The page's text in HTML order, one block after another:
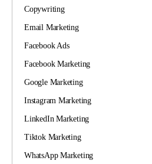
Copywriting
Email Marketing
Facebook Ads
Facebook Marketing
Google Marketing
Instagram Marketing
LinkedIn Marketing
Tiktok Marketing
WhatsApp Marketing